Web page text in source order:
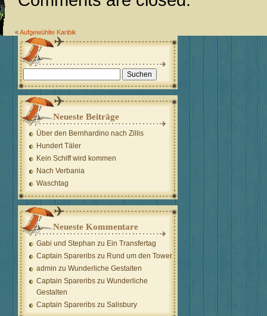
«Aufgewühlte Karibik
Suchen
nach:
Neueste Beiträge
Über den Bernhardino nach Zillis
Hundert Täler
Kein Schiff wird kommen
Nach Verbania
Waschtag
Neueste Kommentare
Gabi und Stephan zu Ein Transfertag
Captain Spareribs zu Rund um den Tower
admin zu Wunderliche Gestalten
Captain Spareribs zu Wunderliche
Gestalten
Captain Spareribs zu Salisbury